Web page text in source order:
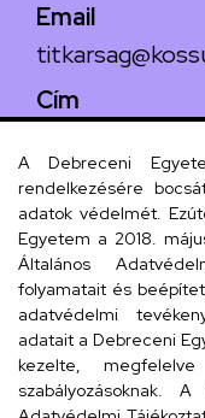
Email
Cím
UD
A Debreceni
rendelkezésére
adatok védelmét.
Egyetem a 2018.
Általános
folyamatait és
adatvédelmi
adatait a Debreceni
kezelte,
szabályozásoknak.